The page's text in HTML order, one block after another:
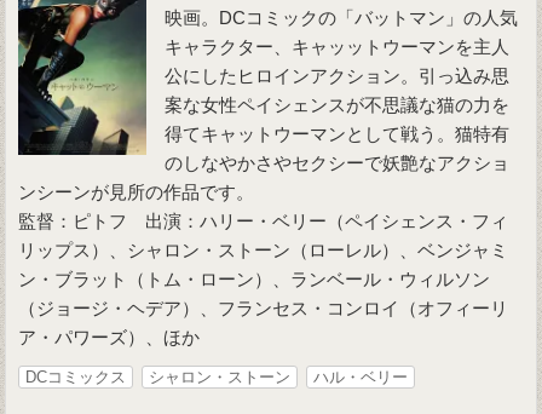
映画。DCコミックの「バットマン」の人気
キャラクター、キャッットウーマンを主人
公にしたヒロインアクション。引っ込み思
案な女性ペイシェンスが不思議な猫の力を
得てキャットウーマンとして戦う。猫特有
のしなやかさやセクシーで妖艶なアクショ
ンシーンが見所の作品です。
監督：ピトフ 出演：ハリー・ベリー（ペイシェンス・フィ
リップス）、シャロン・ストーン（ローレル）、ベンジャミ
ン・ブラット（トム・ローン）、ランベール・ウィルソン
（ジョージ・ヘデア）、フランセス・コンロイ（オフィーリ
ア・パワーズ）、ほか
DCコミックス シャロン・ストーン ハル・ベリー